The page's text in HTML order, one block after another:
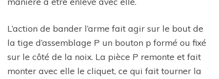
L’action de bander l’arme fait agir sur le bout de
la tige d’assemblage P un bouton p formé ou fixé
sur le côté de la noix. La pièce P remonte et fait
monter avec elle le cliquet, ce qui fait tourner la